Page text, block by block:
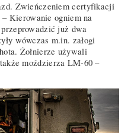
Zwieńczeniem certyfikacji
Kierowanie ogniem na
już dwa
wówczas m.in. załogi
Żołnierze używali
moździerza LM-60 –